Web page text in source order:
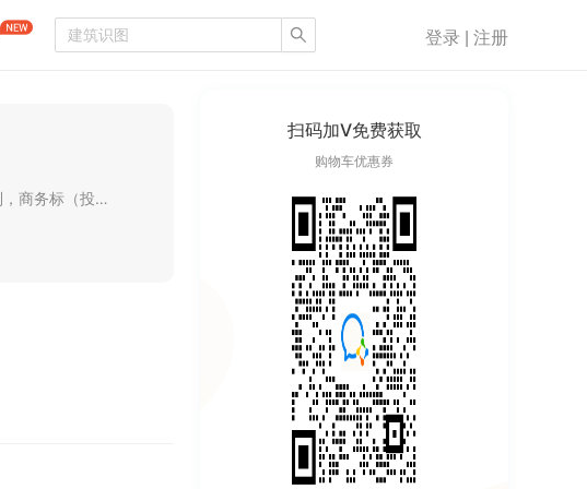
登录 | 注册
一级建造师、造价工程师、建筑工程师，施工经验丰富，擅长控制价编制，商务标（投标预算）编制
扫码加V免费获取
购物车优惠券